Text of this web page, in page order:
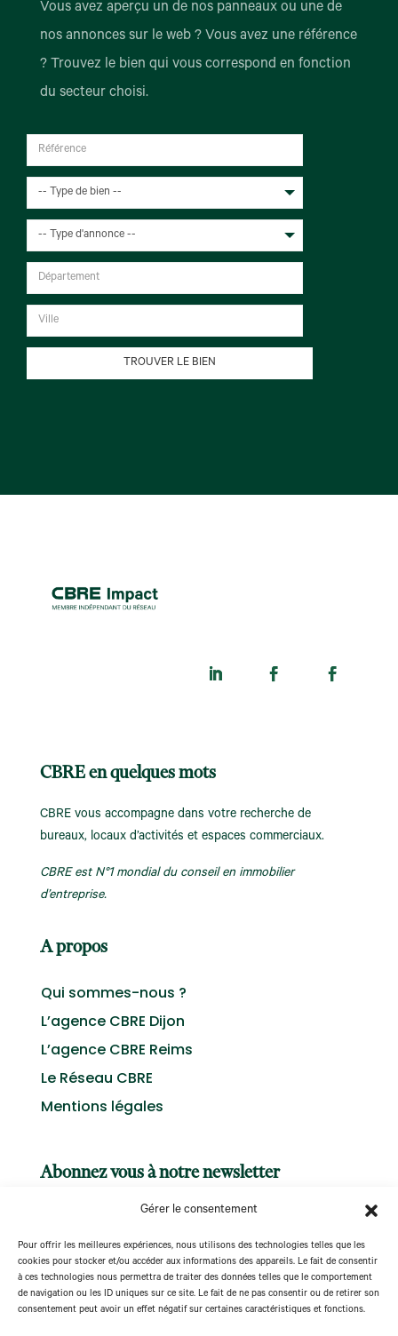
Gérer le consentement
Pour offrir les meilleures expériences, nous utilisons des technologies telles que les
cookies pour stocker et/ou accéder aux informations des appareils. Le fait de consentir
à ces technologies nous permettra de traiter des données telles que le comportement
de navigation ou les ID uniques sur ce site. Le fait de ne pas consentir ou de retirer son
consentement peut avoir un effet négatif sur certaines caractéristiques et fonctions.
Vous avez aperçu un de nos panneaux ou une de
nos annonces sur le web ? Vous avez une référence
? Trouvez le bien qui vous correspond en fonction
du secteur choisi.
-- Type de bien --
-- Type d'annonce --
TROUVER LE BIEN
CBRE en quelques mots
CBRE vous accompagne dans votre recherche de
bureaux, locaux d’activités et espaces commerciaux.
CBRE est N°1 mondial du conseil en immobilier
d’entreprise.
A propos
Qui sommes-nous ?
L’agence CBRE Dijon
L’agence CBRE Reims
Le Réseau CBRE
Mentions légales
Abonnez vous à notre newsletter
S'abonner